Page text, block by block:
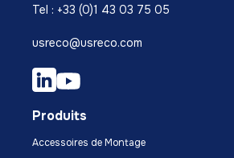
Tel : +33 (0)1 43 03 75 05
usreco@usreco.com
Produits
Accessoires de Montage